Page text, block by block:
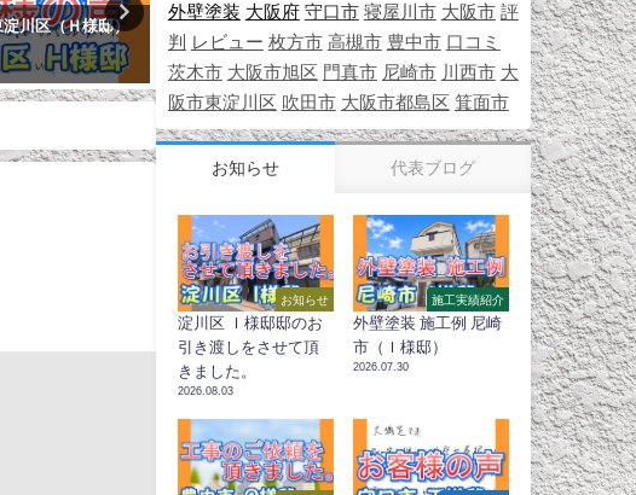
川区（Ｈ様邸）
外壁塗装 施工例 摂津市（Ｎ様
邸）
2026年4月21日
建設業許可
外壁塗装 大阪府 守口市 寝屋川市 大阪市 評
判
レビュー 枚方市 高槻市 豊中市 口コミ
茨木市 大阪市旭区 門真市 尼崎市 川西市 大
阪市東淀川区 吹田市 大阪市都島区 箕面市
お知らせ 代表ブログ
お知らせ
淀川区 Ｉ様邸邸のお
引き渡しをさせて頂
きました。
2026.08.03
施工実績紹介
外壁塗装 施工例 尼崎
市（Ｉ様邸）
2026.07.30